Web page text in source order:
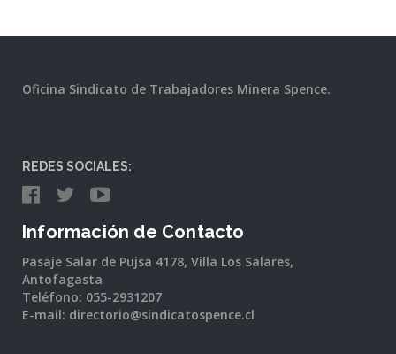
Oficina Sindicato de Trabajadores Minera Spence.
REDES SOCIALES:
Información de Contacto
Pasaje Salar de Pujsa 4178, Villa Los Salares,
Antofagasta
Teléfono: 055-2931207
E-mail: directorio@sindicatospence.cl